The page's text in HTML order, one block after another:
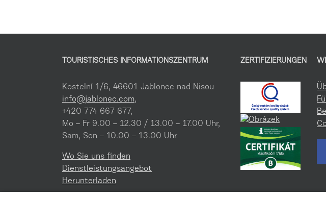
TOURISTISCHES INFORMATIONSZENTRUM
Kostelní 1/6, 46601 Jablonec nad Nisou
info@jablonec.com,
+420 774 667 677,
Mo – Fr 9.00 – 12.30 / 13.00 – 17.00 Uhr,
Sam, Son – 10.00 – 13.00 Uhr
Wo Sie uns finden
Dienstleistungsangebot
Herunterladen
ZERTIFIZIERUNGEN